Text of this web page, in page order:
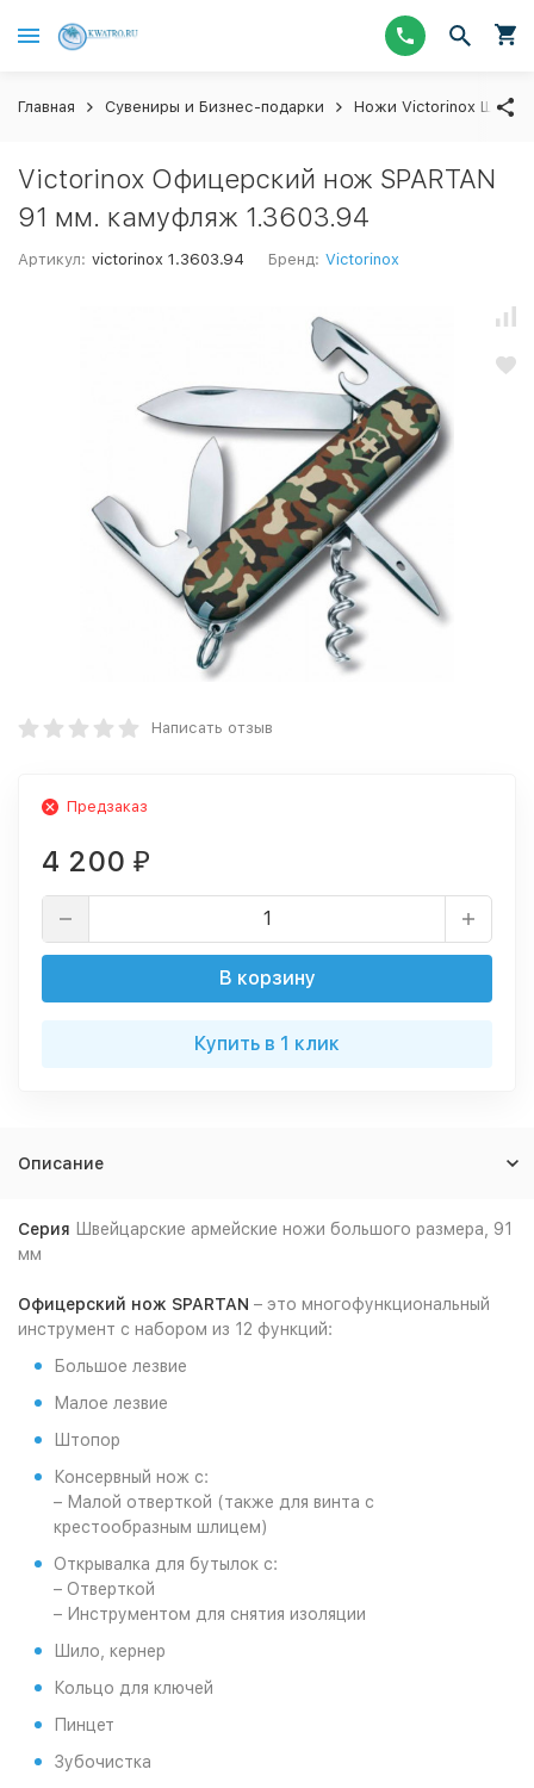
Главная Сувениры и Бизнес-подарки Ножи Victorinox
Victorinox Офицерский нож SPARTAN
91 мм. камуфляж 1.3603.94
Артикул: victorinox 1.3603.94 Бренд: Victorinox
Написать отзыв
Предзаказ
4 200 ₽
В корзину
Купить в 1 клик
Описание
Серия Швейцарские армейские ножи большого размера, 91
мм
Офицерский нож SPARTAN – это многофункциональный
инструмент с набором из 12 функций:
Большое лезвие
Малое лезвие
Штопор
Консервный нож с:
– Малой отверткой (также для винта с
крестообразным шлицем)
Открывалка для бутылок с:
– Отверткой
– Инструментом для снятия изоляции
Шило, кернер
Кольцо для ключей
Пинцет
Зубочистка